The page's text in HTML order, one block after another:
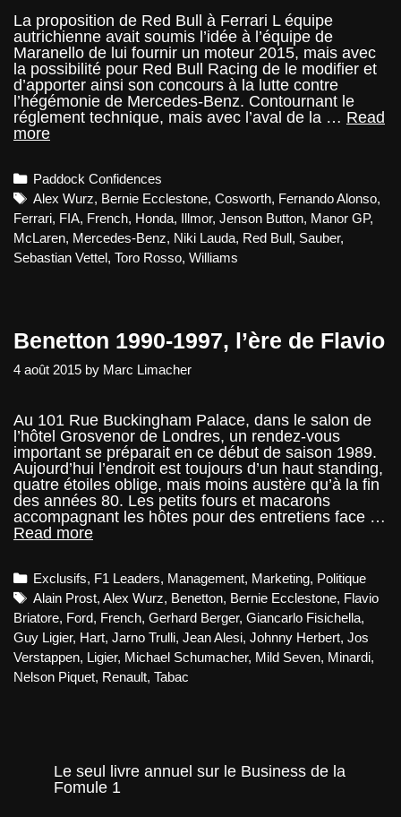
La proposition de Red Bull à Ferrari L équipe
autrichienne avait soumis l’idée à l’équipe de
Maranello de lui fournir un moteur 2015, mais avec
la possibilité pour Red Bull Racing de le modifier et
d’apporter ainsi son concours à la lutte contre
l’hégémonie de Mercedes-Benz. Contournant le
réglement technique, mais avec l’aval de la … Read
moreGP
–
Paddock
Confidences
Categories
Paddock Confidences
Tags
Alex Wurz, Bernie Ecclestone,Cosworth, Fernando Alonso,
Ferrari, FIA, French, Honda, Illmor, Jenson Button, Manor GP,
McLaren, Mercedes-Benz, Niki Lauda, Red Bull, Sauber,
Sebastian Vettel, Toro Rosso, Williams
Benetton 1990-1997, l’ère de Flavio
4 août 2015 by Marc Limacher
Au 101 Rue Buckingham Palace, dans le salon de
l’hôtel Grosvenor de Londres, un rendez-vous
important se préparait en ce début de saison 1989.
Aujourd’hui l’endroit est toujours d’un haut standing,
quatre étoiles oblige, mais moins austère qu’à la fin
des années 80. Les petits fours et macarons
accompagnant les hôtes pour des entretiens face …
Read moreBenetton
l’ère
de
Flavio
Categories
Exclusifs, F1 Leaders, Management, Marketing, Politique
Tags
Alain Prost,Alex Wurz, Benetton, Bernie Ecclestone, Flavio
Briatore, Ford, French, Gerhard Berger, Giancarlo Fisichella,
Guy Ligier, Hart, Jarno Trulli, Jean Alesi, Johnny Herbert, Jos
Verstappen, Ligier, Michael Schumacher, Mild Seven, Minardi,
Nelson Piquet, Renault, Tabac
Le seul livre annuel sur le Business de la
Fomule 1